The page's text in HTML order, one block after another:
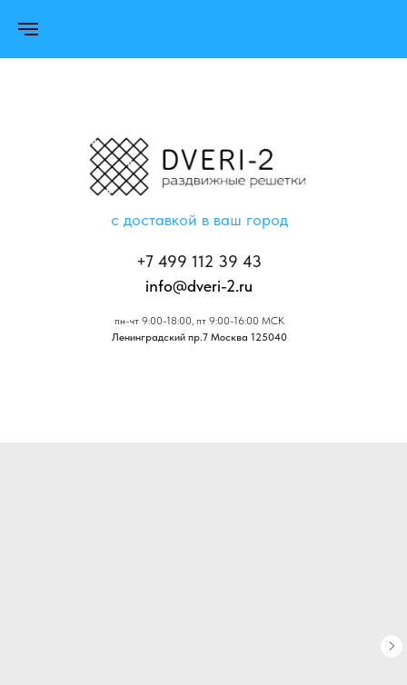
с доставкой в ваш город
+7 499 112 39 43
info@dveri-2.ru
пн-чт 9:00-18:00, пт 9:00-16:00 МСК
Ленинградский пр.7 Москва 125040